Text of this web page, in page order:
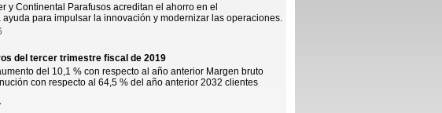
y Continental Parafusos acreditan el ahorro en el
para impulsar la innovación y modernizar las operaciones.
del tercer trimestre fiscal de 2019
del 10,1 % con respecto al año anterior Margen bruto
con respecto al 64,5 % del año anterior 2032 clientes